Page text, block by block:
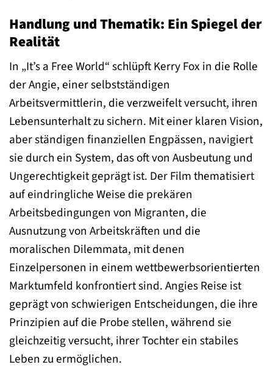
Handlung und Thematik: Ein Spiegel der
Realität
In „It’s a Free World“ schlüpft Kerry Fox in die Rolle
der Angie, einer selbstständigen
Arbeitsvermittlerin, die verzweifelt versucht, ihren
Lebensunterhalt zu sichern. Mit einer klaren Vision,
aber ständigen finanziellen Engpässen, navigiert
sie durch ein System, das oft von Ausbeutung und
Ungerechtigkeit geprägt ist. Der Film thematisiert
auf eindringliche Weise die prekären
Arbeitsbedingungen von Migranten, die
Ausnutzung von Arbeitskräften und die
moralischen Dilemmata, mit denen
Einzelpersonen in einem wettbewerbsorientierten
Marktumfeld konfrontiert sind. Angies Reise ist
geprägt von schwierigen Entscheidungen, die ihre
Prinzipien auf die Probe stellen, während sie
gleichzeitig versucht, ihrer Tochter ein stabiles
Leben zu ermöglichen.